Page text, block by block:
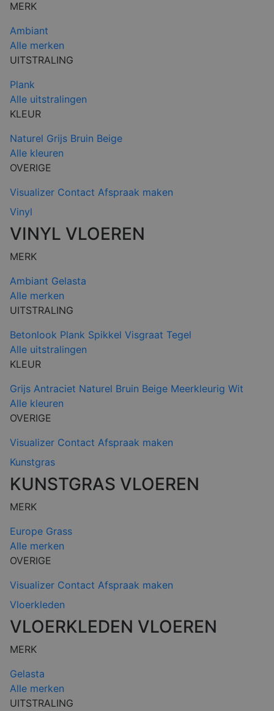
MERK
Ambiant
Alle merken
UITSTRALING
Plank
Alle uitstralingen
KLEUR
Naturel Grijs Bruin Beige
Alle kleuren
OVERIGE
Visualizer Contact Afspraak maken
Vinyl
VINYL VLOEREN
MERK
Ambiant Gelasta
Alle merken
UITSTRALING
Betonlook Plank Spikkel Visgraat Tegel
Alle uitstralingen
KLEUR
Grijs Antraciet Naturel Bruin Beige Meerkleurig Wit
Alle kleuren
OVERIGE
Visualizer Contact Afspraak maken
Kunstgras
KUNSTGRAS VLOEREN
MERK
Europe Grass
Alle merken
OVERIGE
Visualizer Contact Afspraak maken
Vloerkleden
VLOERKLEDEN VLOEREN
MERK
Gelasta
Alle merken
UITSTRALING